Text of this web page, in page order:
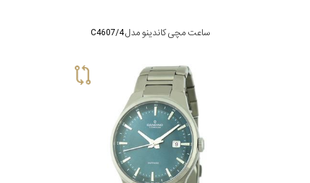
ساعت مچی کاندینو مدل C4607/4